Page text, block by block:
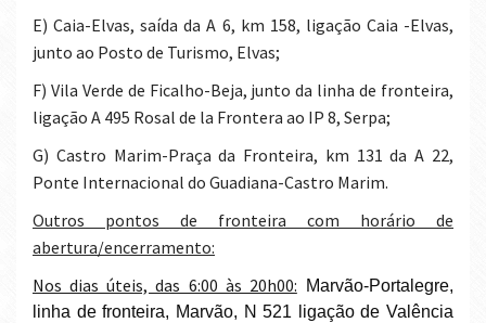
e) Caia-Elvas, saída da A 6, km 158, ligação Caia -Elvas,
junto ao Posto de Turismo, Elvas;
f) Vila Verde de Ficalho-Beja, junto da linha de fronteira,
ligação A 495 Rosal de la Frontera ao IP 8, Serpa;
g) Castro Marim-Praça da Fronteira, km 131 da A 22,
Ponte Internacional do Guadiana-Castro Marim.
Outros pontos de fronteira com horário de
abertura/encerramento:
Nos dias úteis, das 6:00 às 20h00: Marvão-Portalegre,
linha de fronteira, Marvão, N 521 ligação de Valência